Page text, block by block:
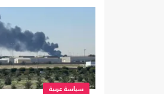
سياسة عربية